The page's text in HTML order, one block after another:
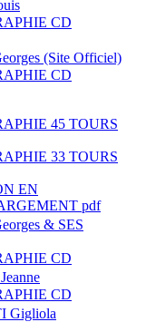
CD
(Site Officiel)
CD
45 TOURS
33 TOURS
EN
pdf
& SES
CD
CD
Gigliola